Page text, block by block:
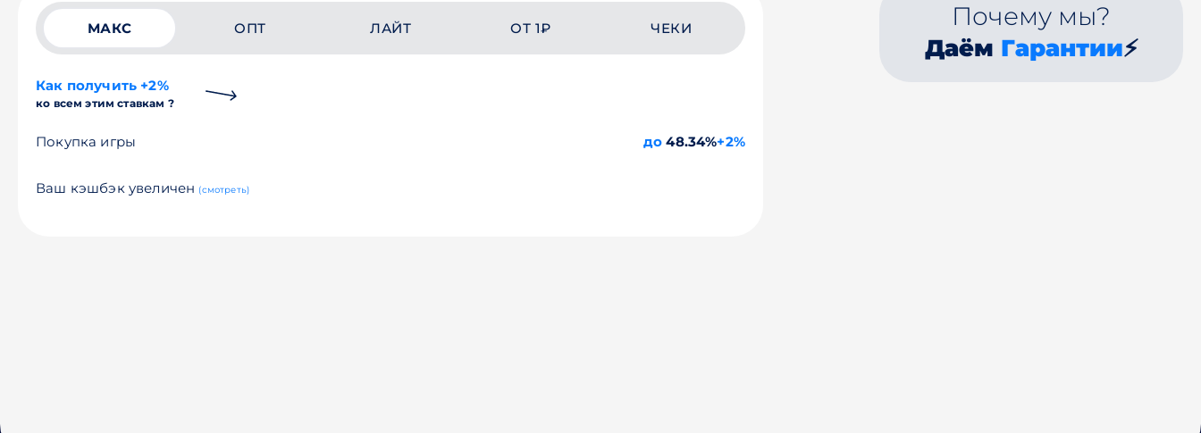
МАКС ОПТ ЛАЙТ ОТ 1₽ ЧЕКИ
Как получить +2%
ко всем этим ставкам ?
Покупка игры до 48.34%+2%
Ваш кэшбэк увеличен (смотреть)
Почему мы?
Даём Гарантии⚡